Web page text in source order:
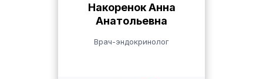
Накоренок Анна
Анатольевна
Врач-эндокринолог